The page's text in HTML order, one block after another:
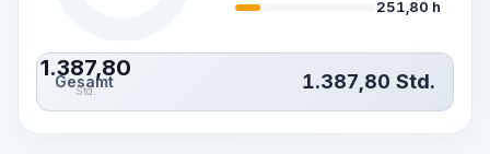
1.387,80
Std.
251,80 h
Gesamt 1.387,80 Std.